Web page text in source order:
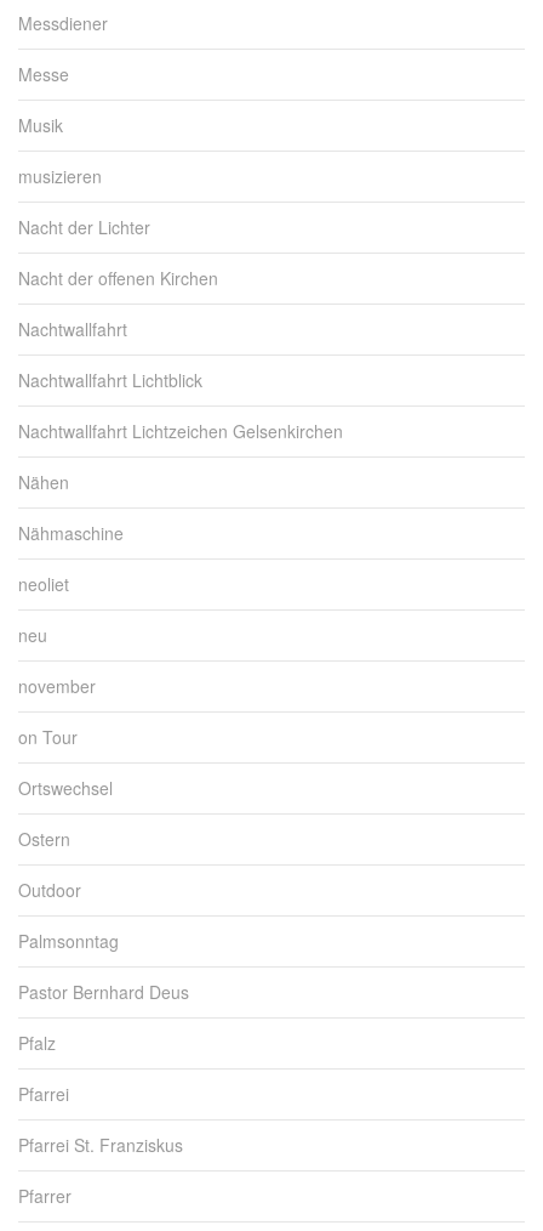
Messdiener
Messe
Musik
musizieren
Nacht der Lichter
Nacht der offenen Kirchen
Nachtwallfahrt
Nachtwallfahrt Lichtblick
Nachtwallfahrt Lichtzeichen Gelsenkirchen
Nähen
Nähmaschine
neoliet
neu
november
on Tour
Ortswechsel
Ostern
Outdoor
Palmsonntag
Pastor Bernhard Deus
Pfalz
Pfarrei
Pfarrei St. Franziskus
Pfarrer